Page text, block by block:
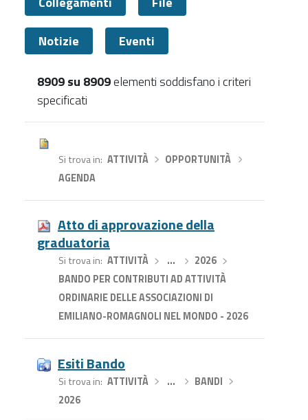
Notizie Eventi
8909 su 8909elementi soddisfano i criteri
specificati
Tutti
Si trova in ATTIVITÀ› OPPORTUNITÀ
AGENDA
Atto di approvazione della
graduatoria
Si trova in ATTIVITÀ› … 2026›
BANDO PER CONTRIBUTI AD ATTIVITÀ
ORDINARIE DELLE ASSOCIAZIONI DI
EMILIANO-ROMAGNOLI NEL MONDO - 2026
Esiti Bando
Si trova in ATTIVITÀ› … BANDI
2026